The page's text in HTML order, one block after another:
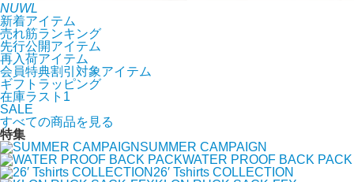
NUWL
新着アイテム
売れ筋ランキング
先行公開アイテム
再入荷アイテム
会員特典割引対象アイテム
ギフトラッピング
在庫ラスト1
SALE
すべての商品を見る
特集
SUMMER CAMPAIGN
WATER PROOF BACK PACK
26′ Tshirts COLLECTION